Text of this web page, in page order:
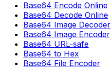
Base64 Encode Online
Base64 Decode Online
Base64 Image Decoder
Base64 Image Encoder
Base64 URL-safe
Base64 to Hex
Base64 File Encoder